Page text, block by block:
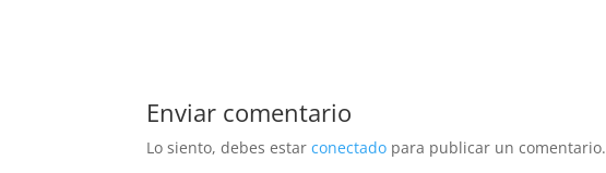
Enviar comentario
Lo siento, debes estarconectado para publicar un comentario.